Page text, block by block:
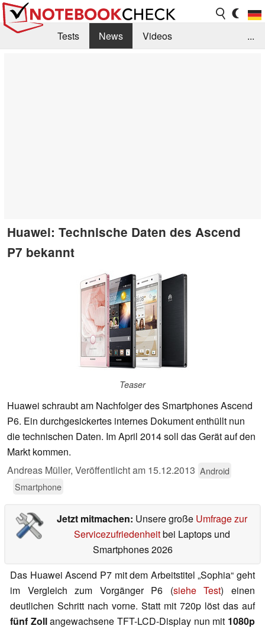
Tests News
Videos
...
Huawei: Technische Daten des Ascend
P7 bekannt
Teaser
Huawei schraubt am Nachfolger des Smartphones Ascend
P6. Ein durchgesickertes internes Dokument enthüllt nun
die technischen Daten. Im April 2014 soll das Gerät auf den
Markt kommen.
Andreas Müller, Veröffentlicht am 15.12.2013 Android
Smartphone
Jetzt mitmachen: Unsere große Umfrage zur
Servicezufriedenheitbei Laptops und
Smartphones 2026
Das Huawei Ascend P7 mit dem Arbeitstitel „Sophia“ geht
im Vergleich zum Vorgänger P6 (siehe Test) einen
deutlichen Schritt nach vorne. Statt mit 720p löst das auf
fünf Zollangewachsene TFT-LCD-Display nun mit 1080p